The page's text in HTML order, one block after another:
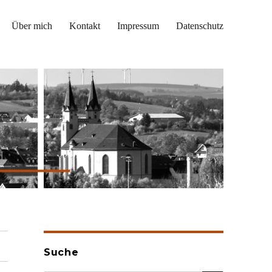
Über mich Kontakt Impressum Datenschutz
Suche